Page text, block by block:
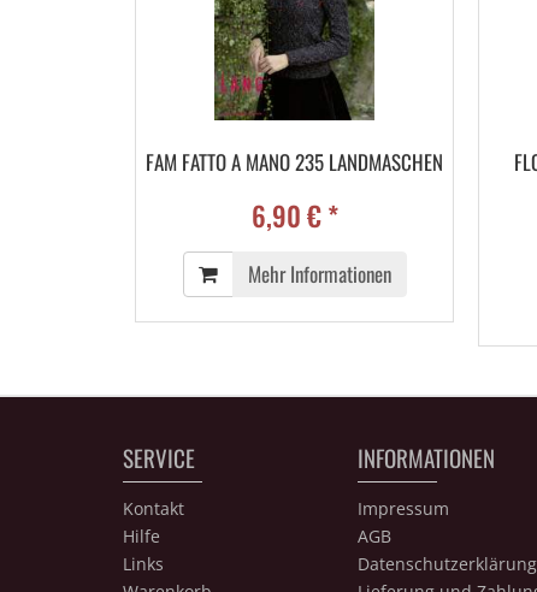
FAM FATTO A MANO 235 LANDMASCHEN
6,90 € *
Mehr Informationen
SERVICE
Kontakt
Hilfe
Links
INFORMATIONEN
Impressum
AGB
Datenschutzerklärung